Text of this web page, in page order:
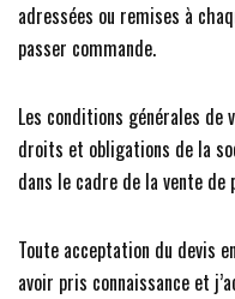
adressées ou remises à
passer commande.
Les conditions générales
droits et obligations de la
dans le cadre de la vente
Toute acceptation du devis
avoir pris connaissance et